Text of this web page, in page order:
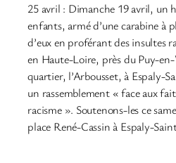
25 avril : Dimanche 19 avril, un
enfants, armé d’une carabine à
d’eux en proférant des insultes
en Haute-Loire, près du Puy-en-
quartier, l’Arbousset, à Espaly-
un rassemblement « face aux
racisme ». Soutenons-les ce
place René-Cassin à Espaly-